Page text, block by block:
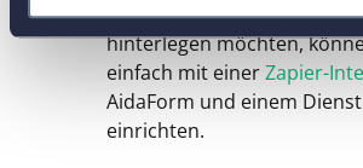
Drive oder einem anderen
hinterlegen möchten,
einfach mit einerZapier-
AidaForm und einem
einrichten.